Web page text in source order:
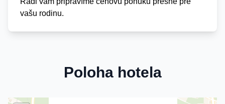
vašu rodinu.
Poloha hotela